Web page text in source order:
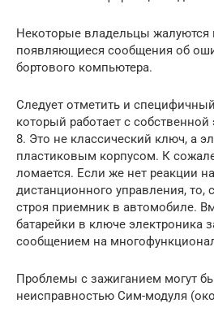
Некоторые владельцы жалуются
появляющиеся сообщения об
бортового компьютера.
Следует отметить и
который работает с
8. Это не классический ключ, а
пластиковым корпусом. К
ломается. Если же нет реакции
дистанционного управления, то,
строя приемник в автомобиле.
батарейки в ключе электроника
сообщением на
Проблемы с зажиганием могут
неисправностью Сим-модуля